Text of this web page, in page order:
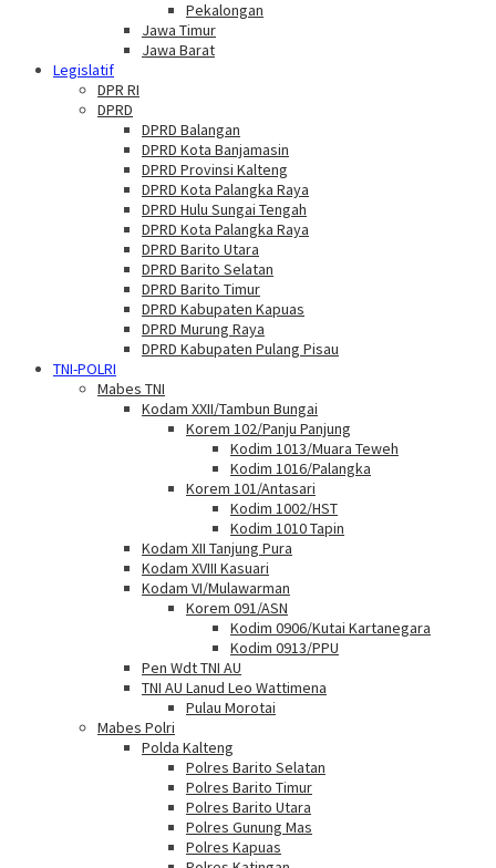
Pekalongan
Jawa Timur
Jawa Barat
Legislatif
DPR RI
DPRD
DPRD Balangan
DPRD Kota Banjamasin
DPRD Provinsi Kalteng
DPRD Kota Palangka Raya
DPRD Hulu Sungai Tengah
DPRD Kota Palangka Raya
DPRD Barito Utara
DPRD Barito Selatan
DPRD Barito Timur
DPRD Kabupaten Kapuas
DPRD Murung Raya
DPRD Kabupaten Pulang Pisau
TNI-POLRI
Mabes TNI
Kodam XXII/Tambun Bungai
Korem 102/Panju Panjung
Kodim 1013/Muara Teweh
Kodim 1016/Palangka
Korem 101/Antasari
Kodim 1002/HST
Kodim 1010 Tapin
Kodam XII Tanjung Pura
Kodam XVIII Kasuari
Kodam VI/Mulawarman
Korem 091/ASN
Kodim 0906/Kutai Kartanegara
Kodim 0913/PPU
Pen Wdt TNI AU
TNI AU Lanud Leo Wattimena
Pulau Morotai
Mabes Polri
Polda Kalteng
Polres Barito Selatan
Polres Barito Timur
Polres Barito Utara
Polres Gunung Mas
Polres Kapuas